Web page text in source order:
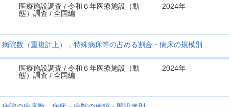
医療施設調査 / 令和６年医療施設（動
態）調査 / 全国編
2024年
院数（重複計上），特殊病床等の占める割合・病床の規模別
医療施設調査 / 令和６年医療施設（動
態）調査 / 全国編
2024年